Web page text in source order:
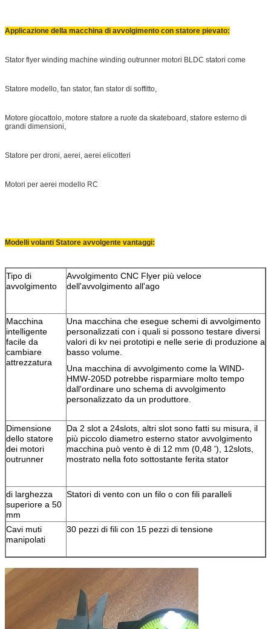
Applicazione della macchina di avvolgimento con statore pievato:
Stator flyer winding machine winding outrunner motori BLDC statori come
Statore modello, fan stator, fan stator di soffitto,
Motore giocattolo, motore statore a ruote da skateboard, statore esterno di
grandi dimensioni,
Statore per droni, aerei, aerei elicotteri
Motori per aerei modello RC
Modelli volanti Statore avvolgente vantaggi:
Tipo di
avvolgimento
Avvolgimento CNC Flyer più veloce
dell'avvolgimento all'ago
Macchina
intelligente
facile da
cambiare
attrezzatura
Una macchina che esegue schemi di avvolgimento
personalizzati con i quali si possono testare diversi
valori di kv nei prototipi e nelle serie di produzione a
basso volume.
Una macchina di avvolgimento come la WIND-
HMW-205D potrebbe risparmiare molto tempo
dall'ordinare uno schema di avvolgimento
personalizzato da un produttore.
Dimensione
dello statore
dei motori
outrunner
Da 2 slot a 24slots, altri slot sono fatti su misura, il
più piccolo diametro esterno stator avvolgimento
macchina può vento è di 12 mm (0,48 '), 12slots,
mostrato nella foto sottostante ferita stator
di larghezza
superiore a 50
mm
Statori di vento con un filo o con fili paralleli
Cavi muti
manipolati
30 pezzi di fili con 15 pezzi di tensione